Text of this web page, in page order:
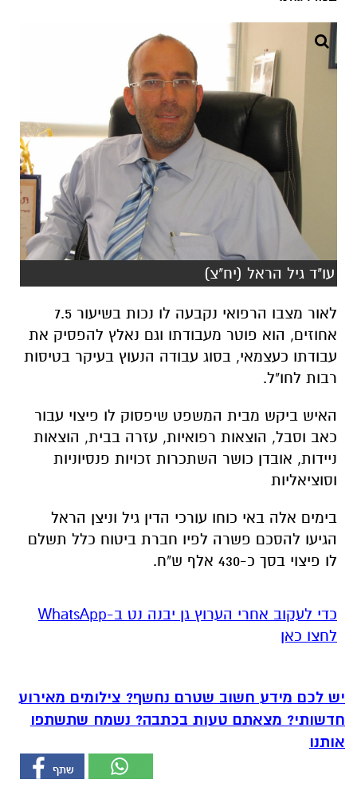
עו"ד גיל הראל (יח"צ)
לאור מצבו הרפואי נקבעה לו נכות בשיעור 7.5
אחוזים, הוא פוטר מעבודתו וגם נאלץ להפסיק את
עבודתו כעצמאי, בסוג עבודה הנעוץ בעיקר בטיסות
רבות לחו"ל.
האיש ביקש מבית המשפט שיפסוק לו פיצוי עבור
כאב וסבל, הוצאות רפואיות, עזרה בבית, הוצאות
ניידות, אובדן כושר השתכרות זכויות פנסיוניות
וסוציאליות
בימים אלה באי כוחו עורכי הדין גיל וניצן הראל
הגיעו להסכם פשרה לפיו חברת ביטוח כלל תשלם
לו פיצוי בסך כ-430 אלף ש"ח.
‏כדי לעקוב אחרי הערוץ גן יבנה נט ב-WhatsApp
לחצו כאן
יש לכם מידע חשוב שטרם נחשף? צילומים מאירוע
חדשותי? מצאתם טעות בכתבה? נשמח שתשתפו
אותנו